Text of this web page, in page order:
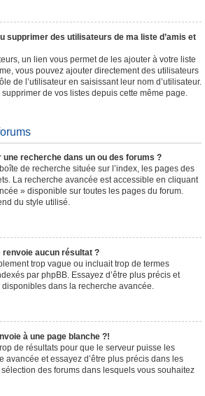
supprimer des utilisateurs de ma liste d’amis et
un lien vous permet de les ajouter à votre liste
vous pouvez ajouter directement des utilisateurs
de l’utilisateur en saisissant leur nom d’utilisateur.
de vos listes depuis cette même page.
recherche dans un ou des forums ?
de recherche située sur l’index, les pages des
La recherche avancée est accessible en cliquant
» disponible sur toutes les pages du forum.
du style utilisé.
renvoie aucun résultat ?
trop vague ou incluait trop de termes
par phpBB. Essayez d’être plus précis et
disponibles dans la recherche avancée.
à une page blanche ?!
de résultats pour que le serveur puisse les
avancée et essayez d’être plus précis dans les
des forums dans lesquels vous souhaitez